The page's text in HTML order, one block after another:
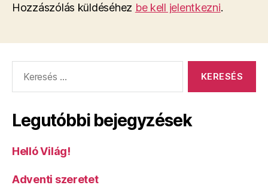
Hozzászólás küldéséhez be kell jelentkezni.
Legutóbbi bejegyzések
Helló Világ!
Adventi szeretet